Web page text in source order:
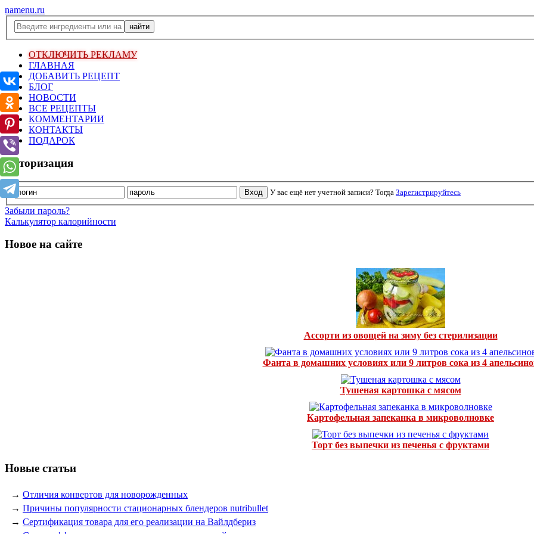
namenu.ru
ОТКЛЮЧИТЬ РЕКЛАМУ
ГЛАВНАЯ
ДОБАВИТЬ РЕЦЕПТ
БЛОГ
НОВОСТИ
ВСЕ РЕЦЕПТЫ
КОММЕНТАРИИ
КОНТАКТЫ
ПОДАРОК
Авторизация
У вас ещё нет учетной записи? Тогда Зарегистрируйтесь
Забыли пароль?
Калькулятор калорийности
Новое на сайте
Ассорти из овощей на зиму без стерилизации
Фанта в домашних условиях или 9 литров сока из 4
Тушеная картошка с мясом
Картофельная запеканка в микроволновке
Торт без выпечки из печенья с фруктами
Новые статьи
→ Отличия конвертов для новорожденных
→ Причины популярности стационарных блендеров nutribullet
→ Сертификация товара для его реализации на Вайлдбериз